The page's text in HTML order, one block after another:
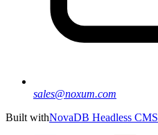
sales@noxum.com
Built withNovaDB Headless CMS